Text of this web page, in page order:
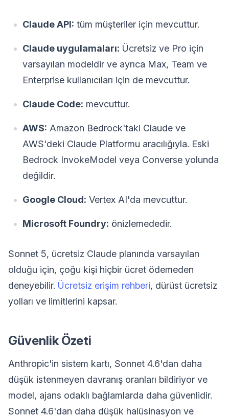
Claude API: tüm müşteriler için mevcuttur.
Claude uygulamaları: Ücretsiz ve Pro için
varsayılan modeldir ve ayrıca Max, Team ve
Enterprise kullanıcıları için de mevcuttur.
Claude Code: mevcuttur.
AWS: Amazon Bedrock'taki Claude ve
AWS'deki Claude Platformu aracılığıyla. Eski
Bedrock InvokeModel veya Converse yolunda
değildir.
Google Cloud: Vertex AI'da mevcuttur.
Microsoft Foundry: önizlemededir.
Sonnet 5, ücretsiz Claude planında varsayılan
olduğu için, çoğu kişi hiçbir ücret ödemeden
deneyebilir. Ücretsiz erişim rehberi, dürüst ücretsiz
yolları ve limitlerini kapsar.
Güvenlik Özeti
Anthropic'in sistem kartı, Sonnet 4.6'dan daha
düşük istenmeyen davranış oranları bildiriyor ve
model, ajans odaklı bağlamlarda daha güvenlidir.
Sonnet 4.6'dan daha düşük halüsinasyon ve